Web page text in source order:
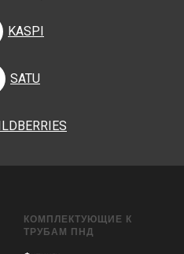
KASPI
SATU
КОМПЛЕКТУЮЩИЕ К
ТРУБАМ ПНД